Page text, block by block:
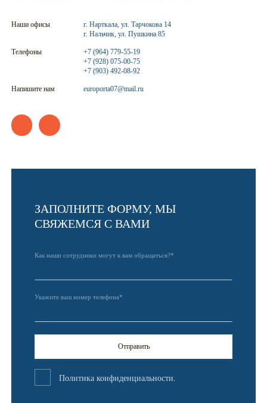
Наши офисы
г. Нарткала, ул. Тарчокова 14
г. Нальчик, ул. Пушкина 85
Телефоны
+7 (964) 779-55-19
+7 (928) 075-00-75
+7 (903) 492-08-92
Напишите нам europorta07@mail.ru
ЗАПОЛНИТЕ ФОРМУ, МЫ
СВЯЖЕМСЯ С ВАМИ
Как наши сотрудники могут к вам обращаться?*
Укажите ваш номер телефона*
Отправить
Политика конфиденциальности.